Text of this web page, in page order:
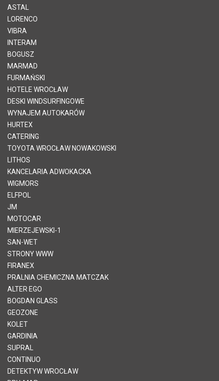
ASTAL
LORENCO
VIBRA
INTERAM
BOGUSZ
MARMAD
FURMAŃSKI
HOTELE WROCŁAW
DESKI WINDSURFINGOWE
WYNAJEM AUTOKARÓW
HURTEX
CATERING
TOYOTA WROCŁAW NOWAKOWSKI
LITHOS
KANCELARIA ADWOKACKA
WIGMORS
ELFPOL
JM
MOTOCAR
MIERZEJEWSKI-1
SAN-WET
STRONY WWW
FIRANEX
PRALNIA CHEMICZNA MATCZAK
ALTER EGO
BOGDAN GLASS
GEOZONE
KOLET
GARDINIA
SUPRAL
CONTINUO
DETEKTYW WROCŁAW